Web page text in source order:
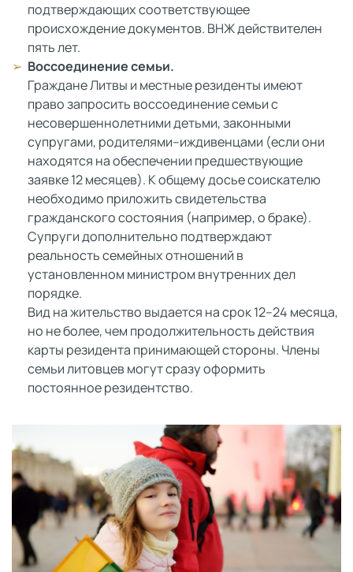
подтверждающих соответствующее
происхождение документов. ВНЖ действителен
пять лет.
Воссоединение семьи.
Граждане Литвы и местные резиденты имеют
право запросить воссоединение семьи с
несовершеннолетними детьми, законными
супругами, родителями–иждивенцами (если они
находятся на обеспечении предшествующие
заявке 12 месяцев). К общему досье соискателю
необходимо приложить свидетельства
гражданского состояния (например, о браке).
Супруги дополнительно подтверждают
реальность семейных отношений в
установленном министром внутренних дел
порядке.
Вид на жительство выдается на срок 12–24 месяца,
но не более, чем продолжительность действия
карты резидента принимающей стороны. Члены
семьи литовцев могут сразу оформить
постоянное резидентство.